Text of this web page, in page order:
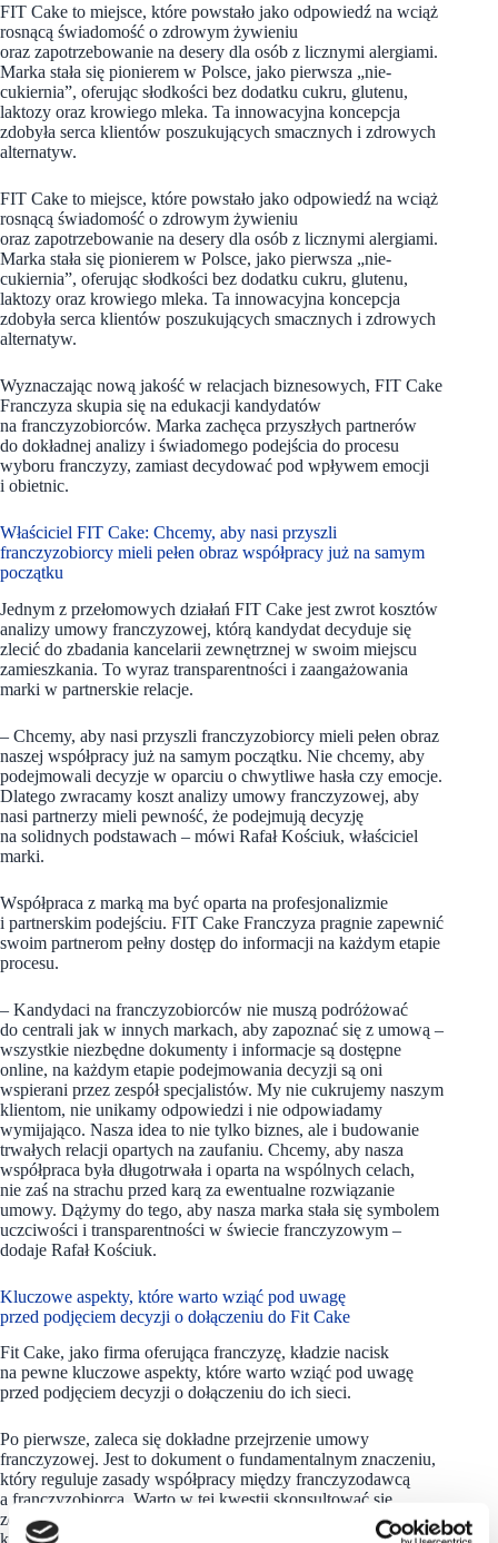
FIT Cake to miejsce, które powstało jako odpowiedź na wciąż
rosnącą świadomość o zdrowym żywieniu
oraz zapotrzebowanie na desery dla osób z licznymi alergiami.
Marka stała się pionierem w Polsce, jako pierwsza „nie-
cukiernia”, oferując słodkości bez dodatku cukru, glutenu,
laktozy oraz krowiego mleka. Ta innowacyjna koncepcja
zdobyła serca klientów poszukujących smacznych i zdrowych
alternatyw.
FIT Cake to miejsce, które powstało jako odpowiedź na wciąż
rosnącą świadomość o zdrowym żywieniu
oraz zapotrzebowanie na desery dla osób z licznymi alergiami.
Marka stała się pionierem w Polsce, jako pierwsza „nie-
cukiernia”, oferując słodkości bez dodatku cukru, glutenu,
laktozy oraz krowiego mleka. Ta innowacyjna koncepcja
zdobyła serca klientów poszukujących smacznych i zdrowych
alternatyw.
Wyznaczając nową jakość w relacjach biznesowych, FIT Cake
Franczyza skupia się na edukacji kandydatów
na franczyzobiorców. Marka zachęca przyszłych partnerów
do dokładnej analizy i świadomego podejścia do procesu
wyboru franczyzy, zamiast decydować pod wpływem emocji
i obietnic.
Właściciel FIT Cake: Chcemy, aby nasi przyszli
franczyzobiorcy mieli pełen obraz współpracy już na samym
początku
Jednym z przełomowych działań FIT Cake jest zwrot kosztów
analizy umowy franczyzowej, którą kandydat decyduje się
zlecić do zbadania kancelarii zewnętrznej w swoim miejscu
zamieszkania. To wyraz transparentności i zaangażowania
marki w partnerskie relacje.
– Chcemy, aby nasi przyszli franczyzobiorcy mieli pełen obraz
naszej współpracy już na samym początku. Nie chcemy, aby
podejmowali decyzje w oparciu o chwytliwe hasła czy emocje.
Dlatego zwracamy koszt analizy umowy franczyzowej, aby
nasi partnerzy mieli pewność, że podejmują decyzję
na solidnych podstawach – mówi Rafał Kościuk, właściciel
marki.
Współpraca z marką ma być oparta na profesjonalizmie
i partnerskim podejściu. FIT Cake Franczyza pragnie zapewnić
swoim partnerom pełny dostęp do informacji na każdym etapie
procesu.
– Kandydaci na franczyzobiorców nie muszą podróżować
do centrali jak w innych markach, aby zapoznać się z umową –
wszystkie niezbędne dokumenty i informacje są dostępne
online, na każdym etapie podejmowania decyzji są oni
wspierani przez zespół specjalistów. My nie cukrujemy naszym
klientom, nie unikamy odpowiedzi i nie odpowiadamy
wymijająco. Nasza idea to nie tylko biznes, ale i budowanie
trwałych relacji opartych na zaufaniu. Chcemy, aby nasza
współpraca była długotrwała i oparta na wspólnych celach,
nie zaś na strachu przed karą za ewentualne rozwiązanie
umowy. Dążymy do tego, aby nasza marka stała się symbolem
uczciwości i transparentności w świecie franczyzowym –
dodaje Rafał Kościuk.
Kluczowe aspekty, które warto wziąć pod uwagę
przed podjęciem decyzji o dołączeniu do Fit Cake
Fit Cake, jako firma oferująca franczyzę, kładzie nacisk
na pewne kluczowe aspekty, które warto wziąć pod uwagę
przed podjęciem decyzji o dołączeniu do ich sieci.
Po pierwsze, zaleca się dokładne przejrzenie umowy
franczyzowej. Jest to dokument o fundamentalnym znaczeniu,
który reguluje zasady współpracy między franczyzodawcą
a franczyzobiorcą. Warto w tej kwestii skonsultować się
ze specjalistami prawnymi lub ekonomicznymi, aby zrozumieć